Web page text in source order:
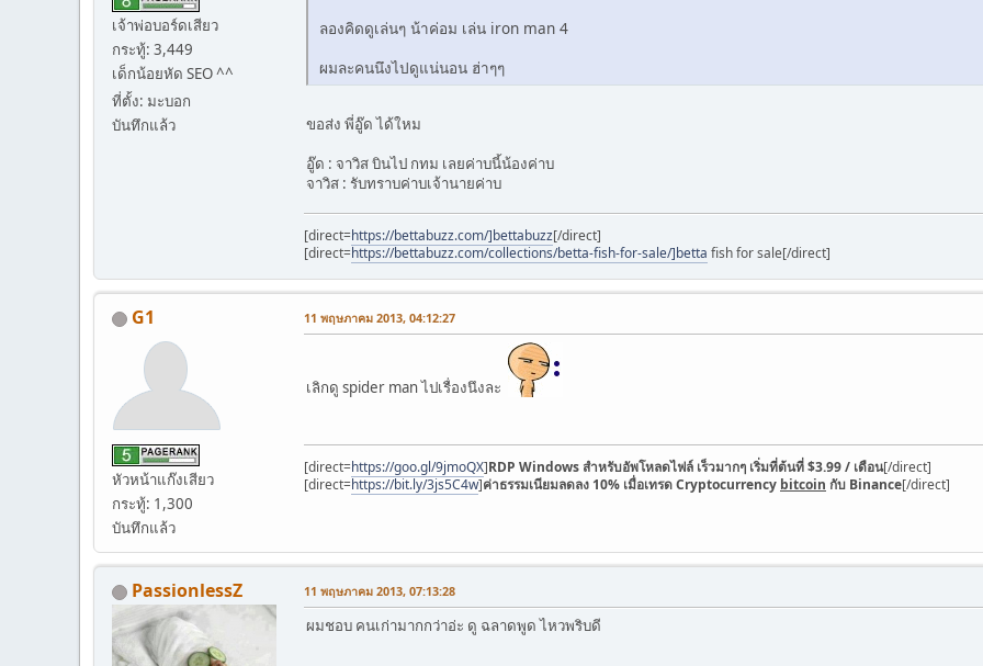
เจ้าพ่อบอร์ดเสียว
กระทู้: 3,449
เด็กน้อยหัด SEO ^^
ที่ตั้ง: มะบอก
บันทึกแล้ว
ลองคิดดูเล่นๆ น้าค่อม เล่น iron man 4
ผมละคนนึงไปดูแน่นอน ฮ่าๆๆ
ขอส่ง พี่อู๊ด ได้ใหม
อู๊ด : จาวิส บินไป กทม เลยค่าบนี้น้องค่าบ
จาวิส : รับทราบค่าบเจ้านายค่าบ
[direct=https://bettabuzz.com/]bettabuzz[/direct]
[direct=https://bettabuzz.com/collections/betta-fish-for-sale/]betta fish for sale[/direct]
G1
หัวหน้าแก๊งเสียว
กระทู้: 1,300
บันทึกแล้ว
11 พฤษภาคม 2013, 04:12:27
เลิกดู spider man ไปเรื่องนึงละ
[direct=https://goo.gl/9jmoQX]RDP Windows สำหรับอัพโหลดไฟล์ เร็วมากๆ เริ่มที่ต้นที่ $3.99 / เดือน[/direct]
[direct=https://bit.ly/3js5C4w]ค่าธรรมเนียมลดลง 10% เมื่อเทรด Cryptocurrency bitcoin กับ Binance[/direct]
PassionlessZ 11 พฤษภาคม 2013, 07:13:28
ผมชอบ คนเก่ามากกว่าอ่ะ ดู ฉลาดพูด ไหวพริบดี